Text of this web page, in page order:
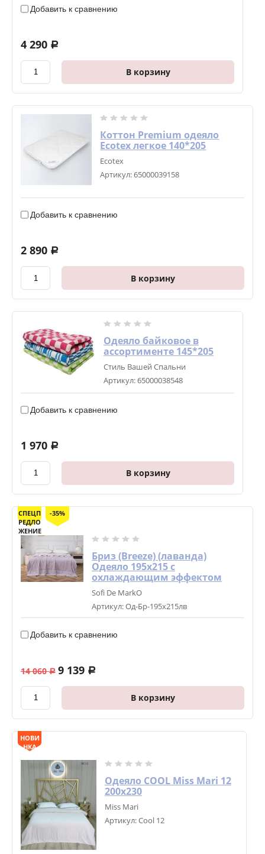
Добавить к сравнению
4 290 a
В корзину
Коттон Premium одеяло
Ecotex легкое 140*205
Ecotex
Артикул:65000039158
Добавить к сравнению
2 890 a
В корзину
Одеяло байковое в
ассортименте 145*205
Стиль Вашей Спальни
Артикул:65000038548
Добавить к сравнению
1 970 a
В корзину
СПЕЦП
РЕДЛО
ЖЕНИЕ
-35%
Бриз (Breeze) (лаванда)
Одеяло 195х215 с
охлаждающим эффектом
Sofi De MarkO
Артикул:Од-Бр-195х215лв
Добавить к сравнению
14 060 a 9 139 a
В корзину
НОВИ
НКА
Одеяло COOL Miss Mari 12
200х230
Miss Mari
Артикул:Cool 12